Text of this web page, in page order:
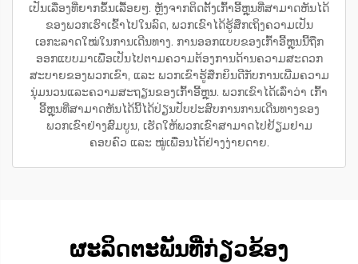
ເປັນເລື່ອງທີ່ຍາກຂຶ້ນເລື້ອຍໆ. ຫຼັງຈາກຕິດຕັ້ງເກົ້າອີ້ຫຼຸນທີ່ສາມາດຫັນໄດ້
ຂອງພວກເຮົາເຂົ້າໄປໃນລົດ, ພວກເຂົາໄດ້ຮູ້ສຶກເຖິງຄວາມເປັນ
ເອກະລາດໃໝ່ໃນການເດີນທາງ. ການອອກແບບຂອງເກົ້າອີ້ຫຼຸນນີ້ຖືກ
ອອກແບບມາເພື່ອເປັນໄປຕາມຄວາມຕ້ອງການດ້ານຄວາມສະດວກ
ສະບາຍຂອງພວກເຂົາ, ແລະ ພວກເຂົາຮູ້ສຶກຍິນດີກັບການເພີ່ມຄວາມ
ນຸ່ມນວນແລະຄວາມສະຖຽນຂອງເກົ້າອີ້ຫຼຸນ. ພວກເຂົາໄດ້ເລົ່າວ່າ ເກົ້າ
ອີ້ຫຼຸນທີ່ສາມາດຫັນໄດ້ນີ້ໄດ້ປ່ຽນປັບປະສົບການການເດີນທາງຂອງ
ພວກເຂົາຢ່າງສົມບູນ, ເຮັດໃຫ້ພວກເຂົາສາມາດໄປຢ້ຽມຢາມ
ຄອບຄົວ ແລະ ໝູ່ເພື່ອນໄດ້ຢ່າງງ່າຍດາຍ.
ຜະລິດຕະພັນທີ່ກ່ຽວຂ້ອງ